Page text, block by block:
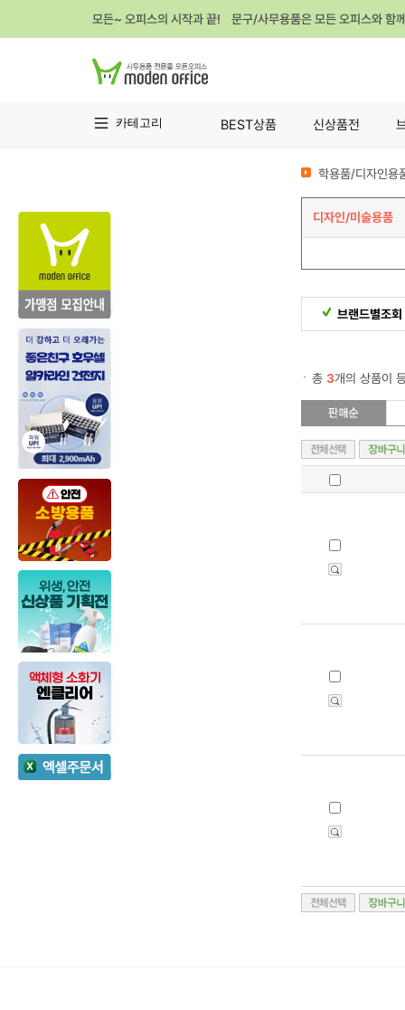
모든~ 오피스의 시작과 끝! 문구/사무용품은 모든 오피스와 함
카테고리 BEST상품 신상품전
학용품/디자인용
디자인/미술용품
브랜드별조회
총 3개의 상품이